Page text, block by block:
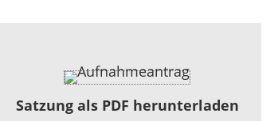
Satzung als PDF herunterladen